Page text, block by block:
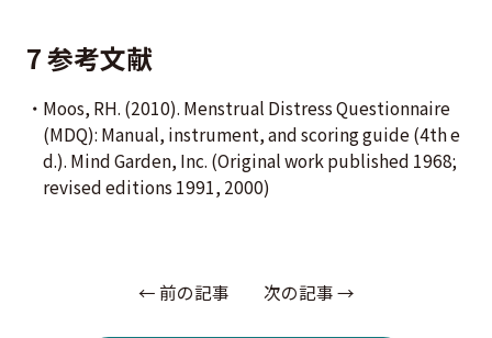
7 参考文献
Moos, RH. (2010). Menstrual Distress Questionnaire
(MDQ): Manual, instrument, and scoring guide (4th e
d.). Mind Garden, Inc. (Original work published 1968;
revised editions 1991, 2000)
← 前の記事 次の記事 →